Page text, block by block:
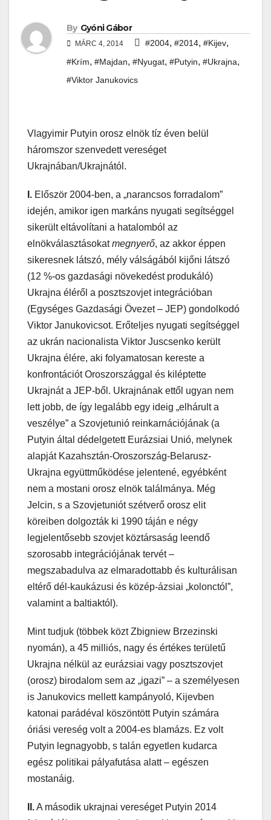
By Gyóni Gábor
MÁRC 4, 2014 #2004, #2014, #Kijev,
#Krím, #Majdan, #Nyugat, #Putyin, #Ukrajna,
#Viktor Janukovics
Vlagyimir Putyin orosz elnök tíz éven belül
háromszor szenvedett vereséget
Ukrajnában/Ukrajnától.
I. Először 2004-ben, a „narancsos forradalom”
idején, amikor igen markáns nyugati segítséggel
sikerült eltávolítani a hatalomból az
elnökválasztásokatmegnyerő, az akkor éppen
sikeresnek látszó, mély válságából kijőni látszó
(12 %-os gazdasági növekedést produkáló)
Ukrajna éléről a posztszovjet integrációban
(Egységes Gazdasági Övezet – JEP) gondolkodó
Viktor Janukovicsot. Erőteljes nyugati segítséggel
az ukrán nacionalista Viktor Juscsenko került
Ukrajna élére, aki folyamatosan kereste a
konfrontációt Oroszországgal és kiléptette
Ukrajnát a JEP-ből. Ukrajnának ettől ugyan nem
lett jobb, de így legalább egy ideig „elhárult a
veszélye” a Szovjetunió reinkarnációjának (a
Putyin által dédelgetett Eurázsiai Unió, melynek
alapját Kazahsztán-Oroszország-Belarusz-
Ukrajna együttműködése jelentené, egyébként
nem a mostani orosz elnök találmánya. Még
Jelcin, s a Szovjetuniót szétverő orosz elit
köreiben dolgozták ki 1990 táján e négy
legjelentősebb szovjet köztársaság leendő
szorosabb integrációjának tervét –
megszabadulva az elmaradottabb és kulturálisan
eltérő dél-kaukázusi és közép-ázsiai „kolonctól”,
valamint a baltiaktól).
Mint tudjuk (többek közt Zbigniew Brzezinski
nyomán), a 45 milliós, nagy és értékes területű
Ukrajna nélkül az eurázsiai vagy posztszovjet
(orosz) birodalom sem az „igazi” – a személyesen
is Janukovics mellett kampányoló, Kijevben
katonai parádéval köszöntött Putyin számára
óriási vereség volt a 2004-es blamázs. Ez volt
Putyin legnagyobb, s talán egyetlen kudarca
egész politikai pályafutása alatt – egészen
mostanáig.
II.A második ukrajnai vereséget Putyin 2014